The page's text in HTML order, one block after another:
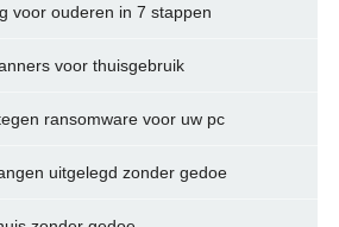
voor ouderen in 7 stappen
voor thuisgebruik
ransomware voor uw pc
uitgelegd zonder gedoe